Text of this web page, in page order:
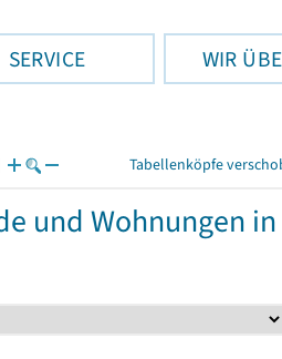
SERVICE WIR
Tabellenköpfe
und Wohnungen